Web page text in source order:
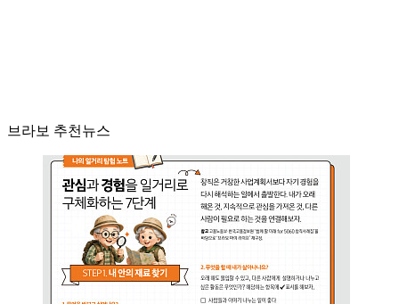
브라보 추천뉴스